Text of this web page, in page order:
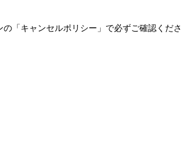
「キャンセルポリシー」で必ずご確認くださ